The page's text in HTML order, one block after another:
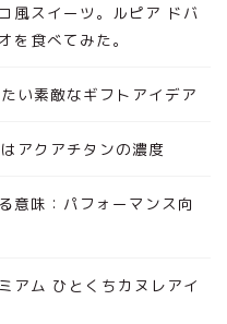
風スイーツ。ルピア ドバ
を食べてみた。
い素敵なギフトアイデア
アクアチタンの濃度
意味：パフォーマンス向
アム ひとくちカヌレアイ